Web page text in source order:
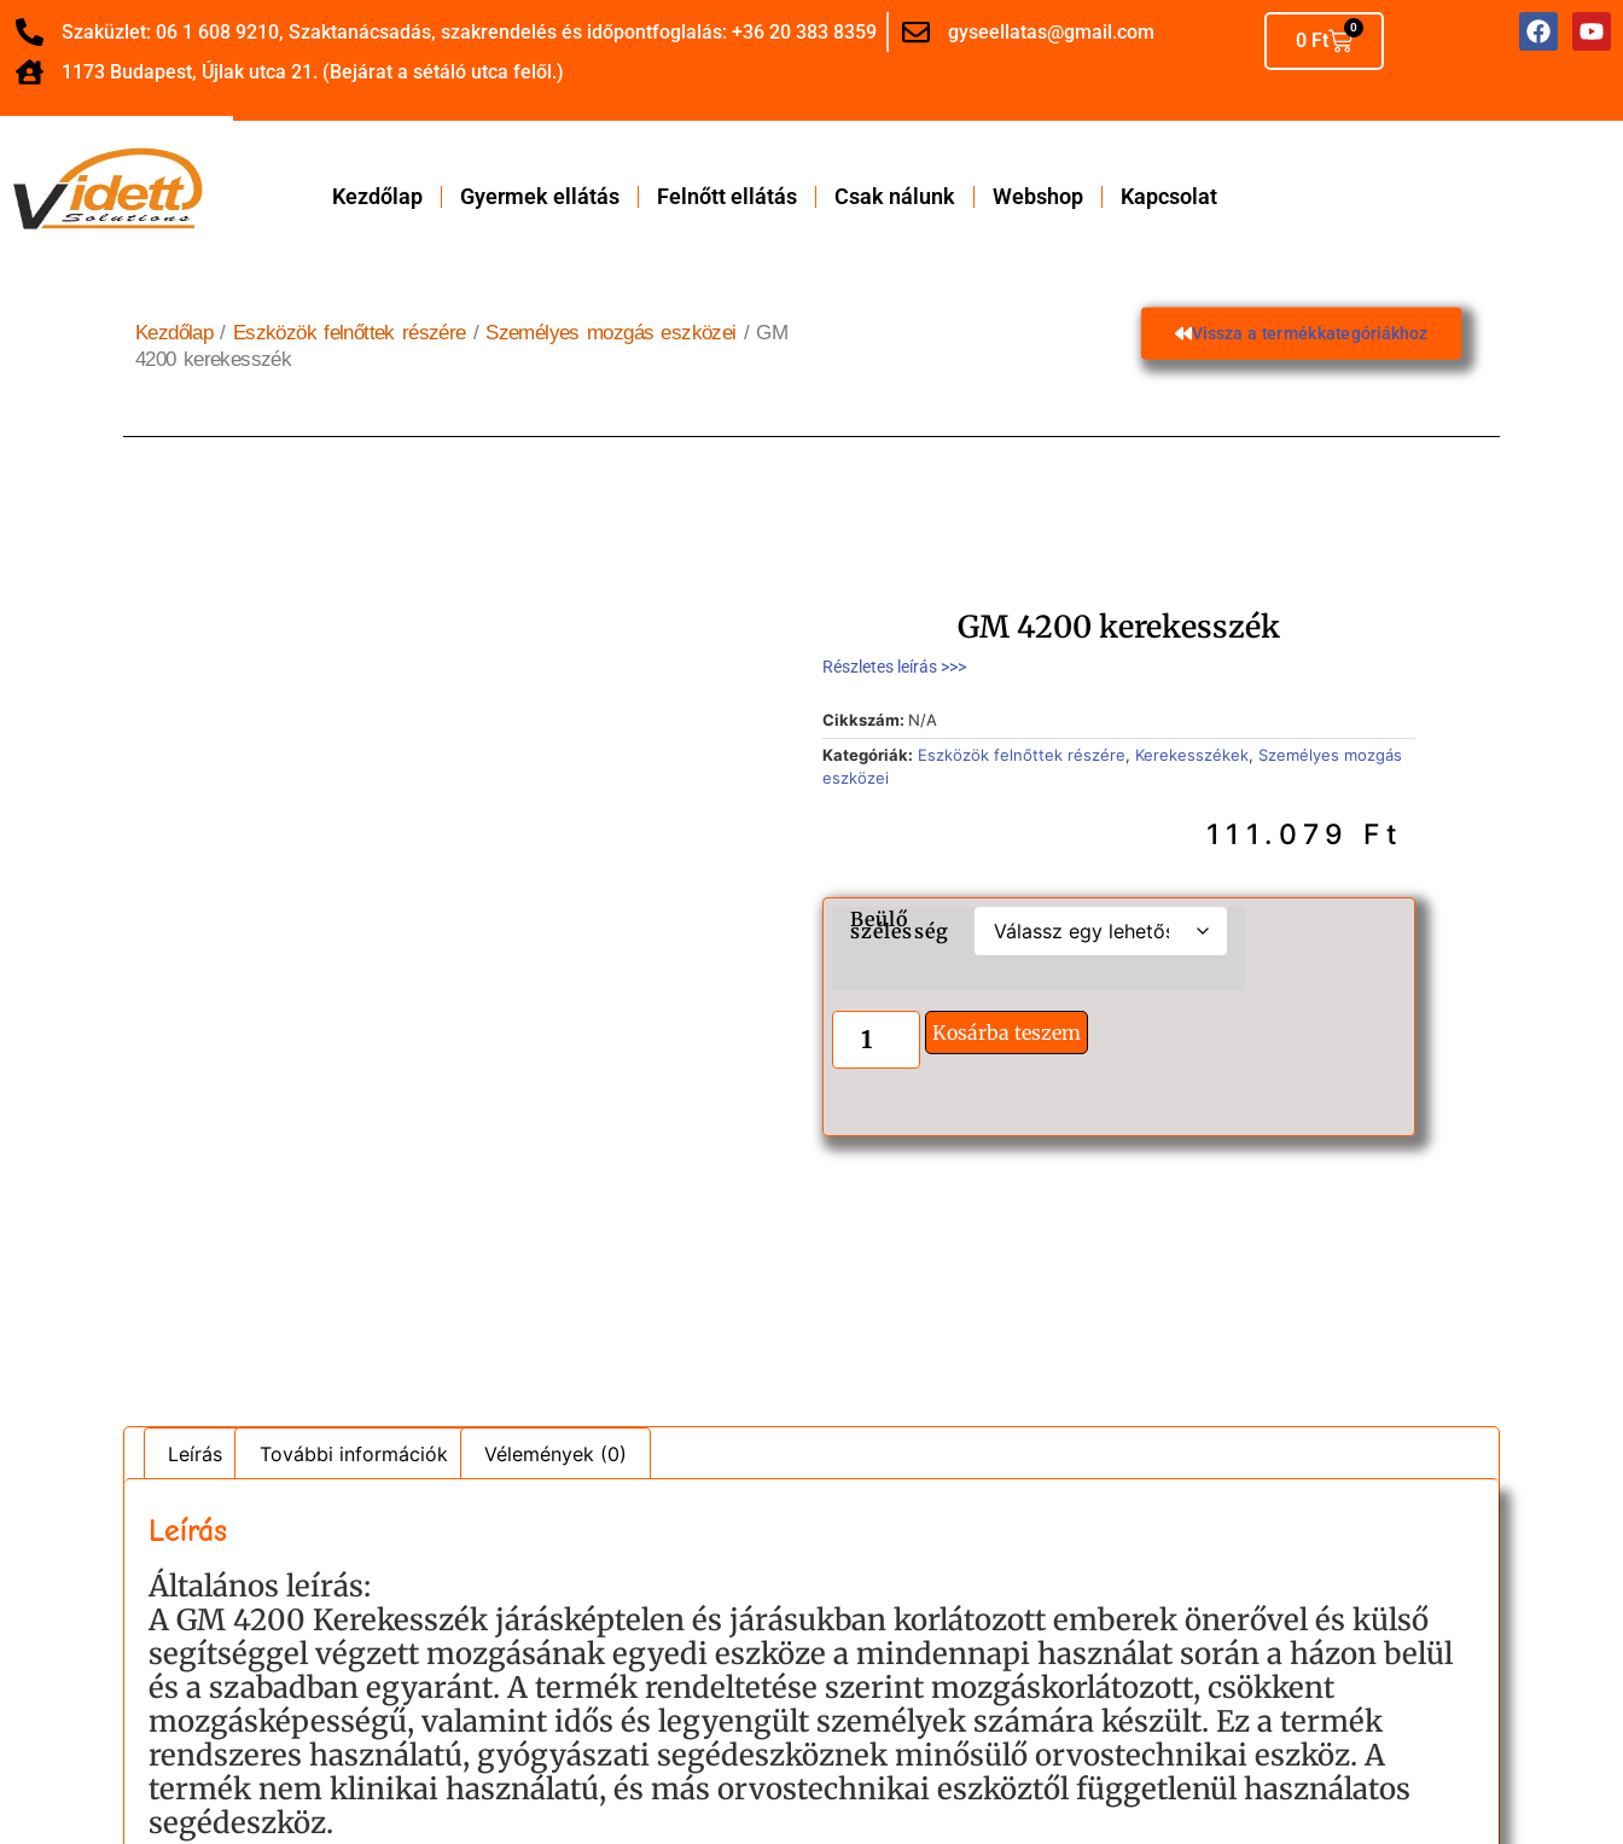
Szaküzlet: 06 1 608 9210, Szaktanácsadás, szakrendelés és időpontfoglalás: +36 20 383 8359
gyseellatas@gmail.com
1173 Budapest, Újlak utca 21. (Bejárat a sétáló utca felől.)
0 Ft
0
Kezdőlap Gyermek ellátás Felnőtt ellátás Csak nálunk Webshop Kapcsolat
Kezdőlap/ Eszközök felnőttek részére/ Személyes mozgás eszközei / GM
4200 kerekesszék
Vissza a termékkategóriákhoz
GM 4200 kerekesszék
Részletes leírás >>>
Cikkszám: N/A
Kategóriák: Eszközök felnőttek részére, Kerekesszékek, Személyes mozgás
eszközei
111.079 Ft
Beülő
szélesség
Kosárba teszem
Leírás További információk Vélemények (0)
Leírás
Általános leírás:
A GM 4200 Kerekesszék járásképtelen és járásukban korlátozott emberek önerővel és külső
segítséggel végzett mozgásának egyedi eszköze a mindennapi használat során a házon belül
és a szabadban egyaránt. A termék rendeltetése szerint mozgáskorlátozott, csökkent
mozgásképességű, valamint idős és legyengült személyek számára készült. Ez a termék
rendszeres használatú, gyógyászati segédeszköznek minősülő orvostechnikai eszköz. A
termék nem klinikai használatú, és más orvostechnikai eszköztől függetlenül használatos
segédeszköz.